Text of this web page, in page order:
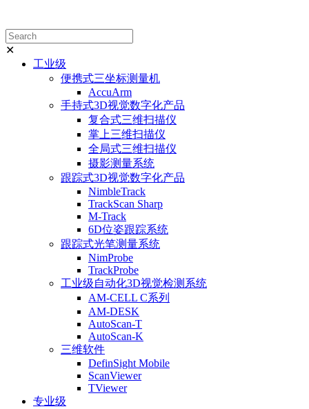
✕
工业级
便携式三坐标测量机
AccuArm
手持式3D视觉数字化产品
复合式三维扫描仪
掌上三维扫描仪
全局式三维扫描仪
摄影测量系统
跟踪式3D视觉数字化产品
NimbleTrack
TrackScan Sharp
M-Track
6D位姿跟踪系统
跟踪式光笔测量系统
NimProbe
TrackProbe
工业级自动化3D视觉检测系统
AM-CELL C系列
AM-DESK
AutoScan-T
AutoScan-K
三维软件
DefinSight Mobile
ScanViewer
TViewer
专业级